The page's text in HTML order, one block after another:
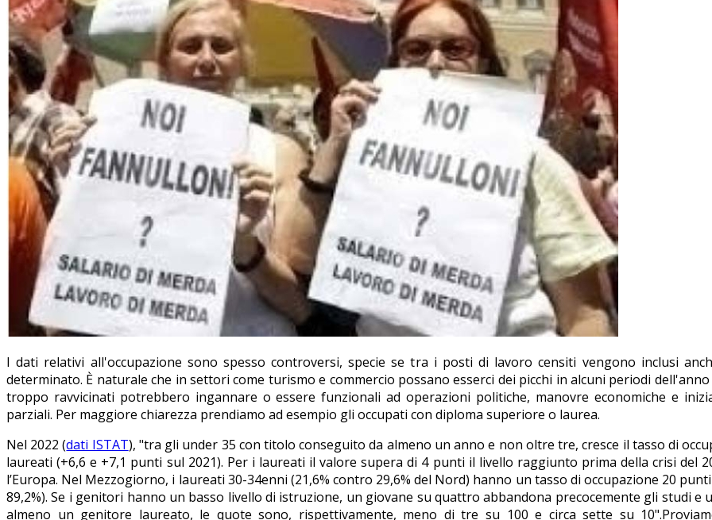
I dati relativi all'occupazione sono spesso controversi, specie se tra i posti di lavoro censiti vengono inclusi
determinato. È naturale che in settori come turismo e commercio possano esserci dei picchi in alcuni periodi
troppo ravvicinati potrebbero ingannare o essere funzionali ad operazioni politiche, manovre economiche e
parziali. Per maggiore chiarezza prendiamo ad esempio gli occupati con diploma superiore o laurea.
Nel 2022 (dati ISTAT), "tra gli under 35 con titolo conseguito da almeno un anno e non oltre tre, cresce il tasso di
laureati (+6,6 e +7,1 punti sul 2021). Per i laureati il valore supera di 4 punti il livello raggiunto prima della crisi del
l’Europa. Nel Mezzogiorno, i laureati 30-34enni (21,6% contro 29,6% del Nord) hanno un tasso di occupazione 20
89,2%). Se i genitori hanno un basso livello di istruzione, un giovane su quattro abbandona precocemente gli studi
almeno un genitore laureato, le quote sono, rispettivamente, meno di tre su 100 e circa sette su